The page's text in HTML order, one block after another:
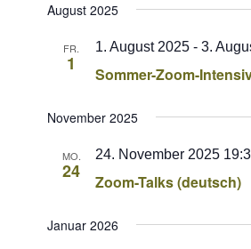
August 2025
FR.
1 Sommer-Zoom-
1. August 2025 -3.
November 2025
MO.
24 Zoom-Talks (deutsch)
24. November 2025
Januar 2026